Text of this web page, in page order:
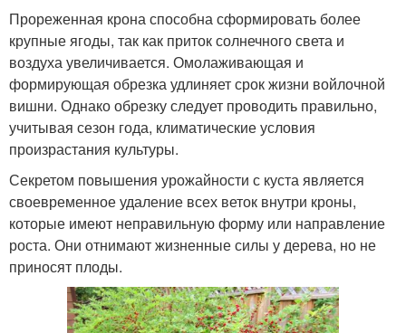
Прореженная крона способна сформировать более
крупные ягоды, так как приток солнечного света и
воздуха увеличивается. Омолаживающая и
формирующая обрезка удлиняет срок жизни войлочной
вишни. Однако обрезку следует проводить правильно,
учитывая сезон года, климатические условия
произрастания культуры.
Секретом повышения урожайности с куста является
своевременное удаление всех веток внутри кроны,
которые имеют неправильную форму или направление
роста. Они отнимают жизненные силы у дерева, но не
приносят плоды.